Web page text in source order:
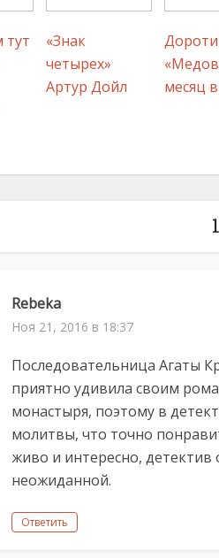
тут
«Знак
четырех»
Артур Дойл
Дороти
месяц
Rebeka
Ноя 21, 2016 в 18:37
Последовательница Агаты
приятно удивила своим
монастыря, поэтому в
молитвы, что точно
живо и интересно, детектив
неожиданной.
Ответить